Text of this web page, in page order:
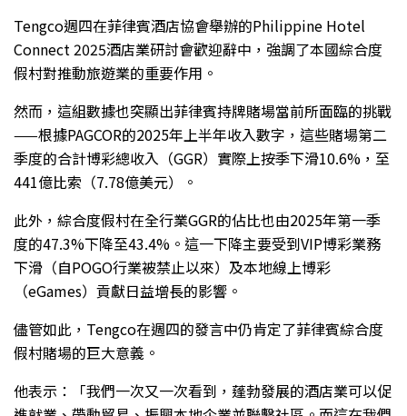
Tengco週四在菲律賓酒店協會舉辦的Philippine Hotel
Connect 2025酒店業研討會歡迎辭中，強調了本國綜合度
假村對推動旅遊業的重要作用。
然而，這組數據也突顯出菲律賓持牌賭場當前所面臨的挑戰
——根據PAGCOR的2025年上半年收入數字，這些賭場第二
季度的合計博彩總收入（GGR）實際上按季下滑10.6%，至
441億比索（7.78億美元）。
此外，綜合度假村在全行業GGR的佔比也由2025年第一季
度的47.3%下降至43.4%。這一下降主要受到VIP博彩業務
下滑（自POGO行業被禁止以來）及本地線上博彩
（eGames）貢獻日益增長的影響。
儘管如此，Tengco在週四的發言中仍肯定了菲律賓綜合度
假村賭場的巨大意義。
他表示：「我們一次又一次看到，蓬勃發展的酒店業可以促